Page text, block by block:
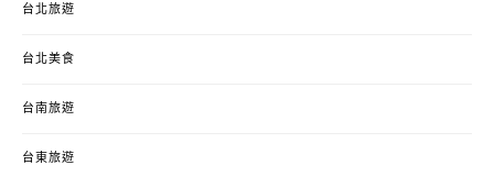
台北旅遊
台北美食
台南旅遊
台東旅遊